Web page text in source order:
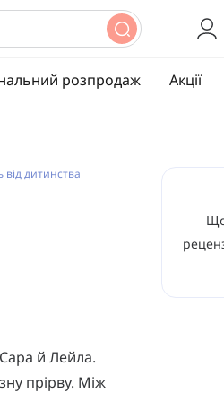
розпродаж Акції
дитинства
й Лейла.
прірву. Між